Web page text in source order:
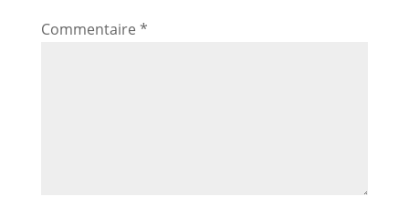
Commentaire *